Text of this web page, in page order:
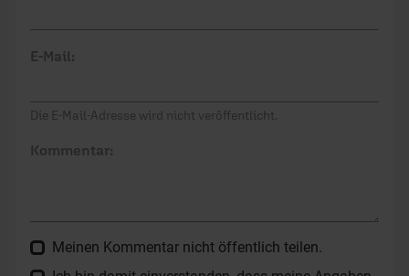
E-Mail:
Die E-Mail-Adresse wird nicht veröffentlicht.
Kommentar:
Meinen Kommentar nicht öffentlich teilen.